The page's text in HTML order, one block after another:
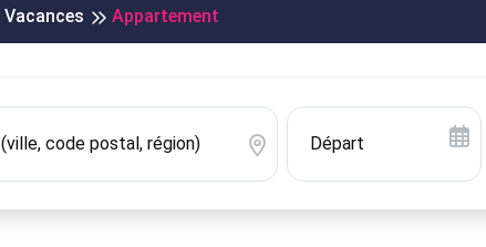
Appartement